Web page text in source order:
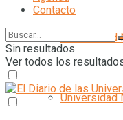
Universidad
Contacto
Sin resultados
Ver todos los